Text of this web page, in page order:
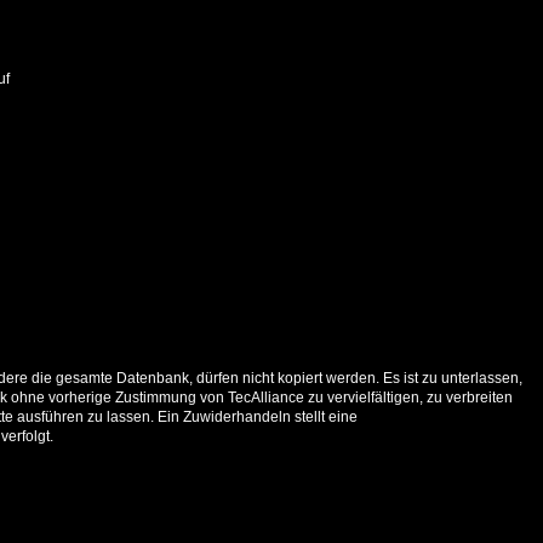
die gesamte Datenbank, dürfen nicht kopiert werden. Es ist zu unterlassen,
ohne vorherige Zustimmung von TecAlliance zu vervielfältigen, zu verbreiten
ausführen zu lassen. Ein Zuwiderhandeln stellt eine